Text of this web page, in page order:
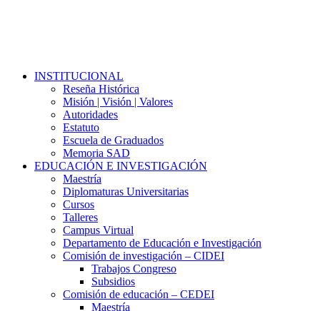
Close
INSTITUCIONAL
Reseña Histórica
Misión | Visión | Valores
Autoridades
Estatuto
Escuela de Graduados
Memoria SAD
EDUCACIÓN E INVESTIGACIÓN
Maestría
Diplomaturas Universitarias
Cursos
Talleres
Campus Virtual
Departamento de Educación e Investigación
Comisión de investigación – CIDEI
Trabajos Congreso
Subsidios
Comisión de educación – CEDEI
Maestría